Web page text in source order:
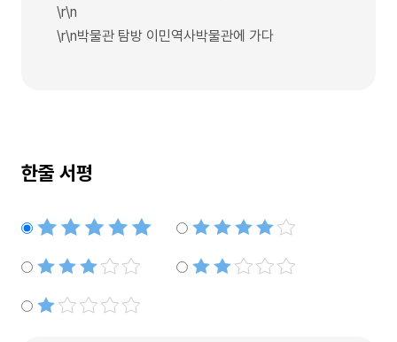
\r\n
\r\n박물관 탐방 이민역사박물관에 가다
한줄 서평
별점5개 별점4개
별점3개 별점2개
별점1개